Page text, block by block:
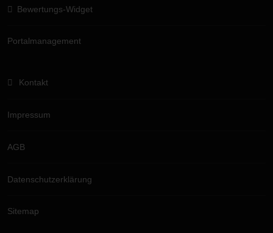
Bewertungs-Widget
Portalmanagement
Kontakt
Impressum
AGB
Datenschutzerklärung
Sitemap